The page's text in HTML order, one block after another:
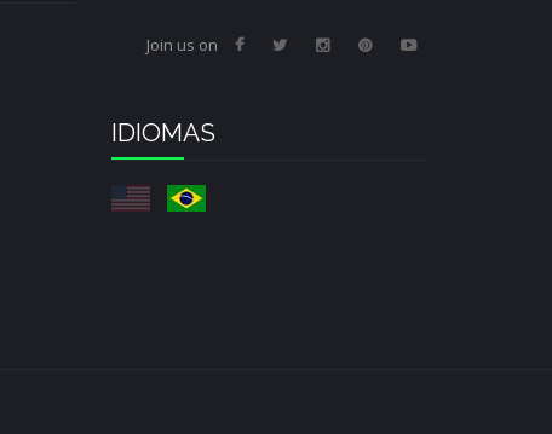
Join us on
IDIOMAS